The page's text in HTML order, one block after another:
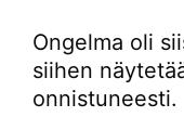
Ongelma oli
siihen
onnistuneesti.